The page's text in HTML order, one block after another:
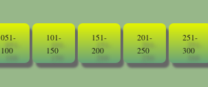
051-
100
101-
150
151-
200
201-
250
251-
300